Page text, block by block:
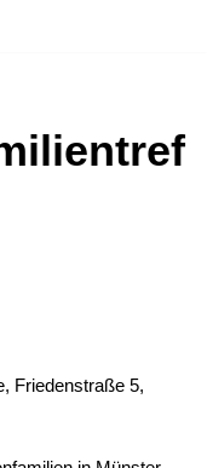
Friedenstraße 5,